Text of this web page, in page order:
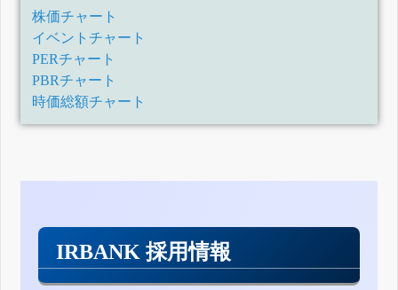
株価チャート
イベントチャート
PERチャート
PBRチャート
時価総額チャート
IRBANK 採用情報